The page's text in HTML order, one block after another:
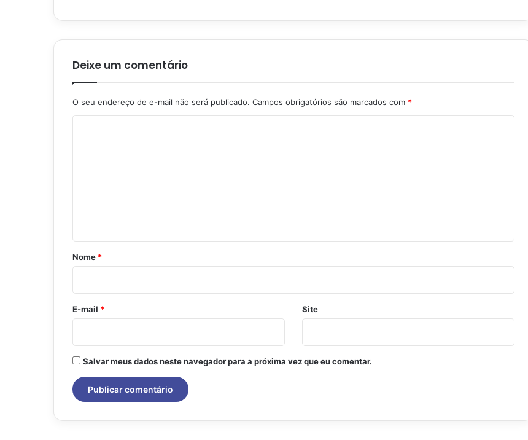
Deixe um comentário
O seu endereço de e-mail não será publicado. Campos obrigatórios são marcados com *
r
o
*
Nome *
E-mail * Site
Salvar meus dados neste navegador para a próxima vez que eu comentar.